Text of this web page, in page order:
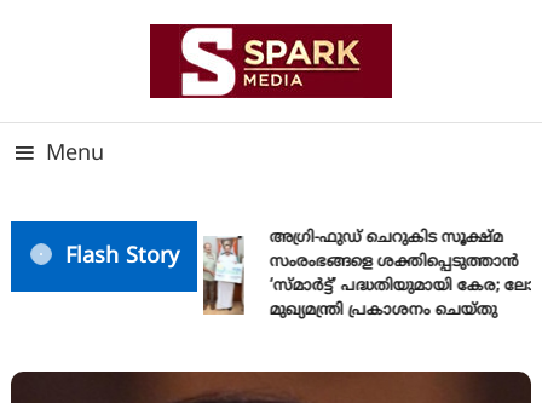
Menu
Flash Story
അഗ്രി-ഫുഡ് ചെറുകിട സൂക്ഷ്മ
സംരംഭങ്ങളെ ശക്തിപ്പെടുത്താന്‍
‘സ്മാര്‍ട്ട്’ പദ്ധതിയുമായി കേര;
മുഖ്യമന്ത്രി പ്രകാശനം ചെയ്തു